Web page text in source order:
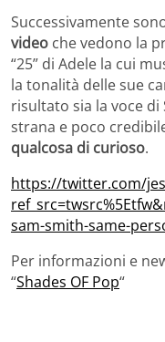
Successivamente
video che vedono la
“25” di Adele la cui
la tonalità delle sue
risultato sia la voce
strana e poco
qualcosa di curioso.
https://twitter.com/
sam-smith-same-
Per informazioni e
“Shades OF Pop“